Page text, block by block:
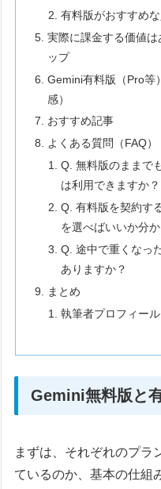
有料版がおすすめな
実際に課金する価値
ップ
Gemini有料版（Pro等
感）
おすすめ記事
よくある質問（FAQ）
Q. 無料版のままで
は利用できますか？
Q. 有料版を契約す
を選べばいいか分か
Q. 途中で重くなっ
ありますか？
まとめ
執筆者プロフィール
Gemini無料版と
まずは、それぞれのプラ
ているのか、基本の仕組